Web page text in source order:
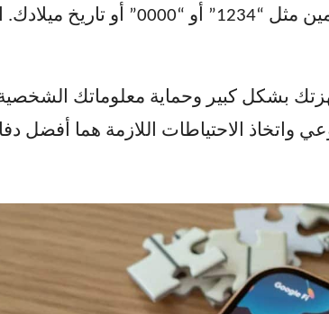
بشكل كبير وحماية معلوماتك الشخصية
واتخاذ الاحتياطات اللازمة هما أفضل